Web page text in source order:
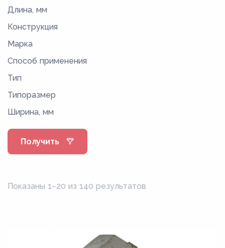
Длина, мм
Конструкция
Марка
Способ применения
Тип
Типоразмер
Ширина, мм
Получить
Показаны 1–20 из 140 результатов